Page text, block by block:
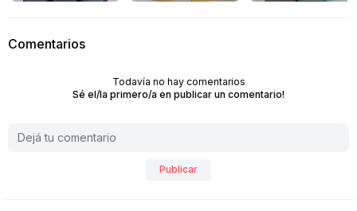
Comentarios
Todavía no hay comentarios
Sé el/la primero/a en publicar un comentario!
Publicar